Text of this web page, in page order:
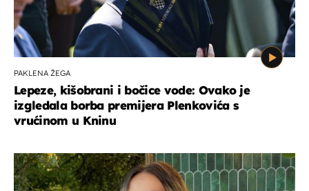
PAKLENA ŽEGA
Lepeze, kišobrani i bočice vode: Ovako je
izgledala borba premijera Plenkovića s
vrućinom u Kninu